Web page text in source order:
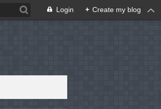
Login + Create my blog